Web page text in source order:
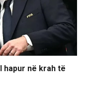
hapur në krah të